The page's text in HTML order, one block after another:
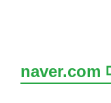
naver.com